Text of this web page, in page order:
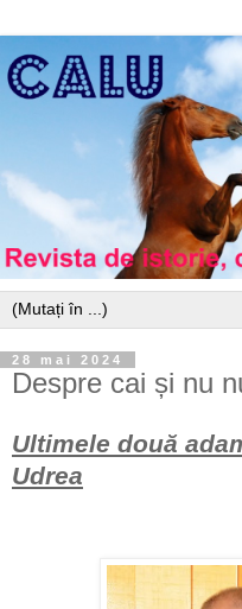
28 mai 2024
Despre cai și nu
Ultimele două
Udrea